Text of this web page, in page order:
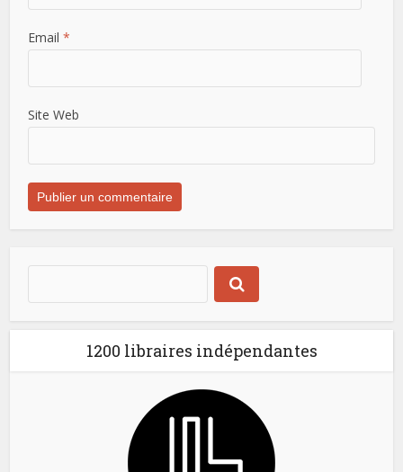
Email *
Site Web
1200 libraires indépendantes